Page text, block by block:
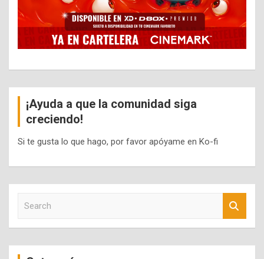
¡Ayuda a que la comunidad siga
creciendo!
Si te gusta lo que hago, por favor apóyame en Ko-fi
c